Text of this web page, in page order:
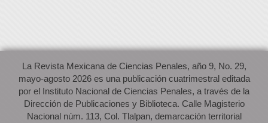
La Revista Mexicana de Ciencias Penales, año 9, No. 29,
mayo-agosto 2026 es una publicación cuatrimestral editada
por el Instituto Nacional de Ciencias Penales, a través de la
Dirección de Publicaciones y Biblioteca. Calle Magisterio
Nacional núm. 113, Col. Tlalpan, demarcación territorial